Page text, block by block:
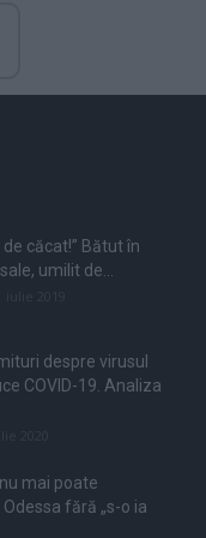
de căcat!” Bătut în
umilit de...
despre virusul
COVID-19. Analiza
mai poate
fără „s-o ia